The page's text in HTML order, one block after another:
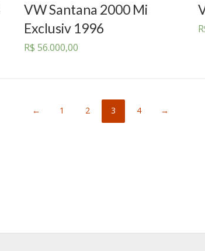
VW Santana 2000 Mi
Exclusiv 1996
R$ 56.000,00
← 1 2 3 4 →